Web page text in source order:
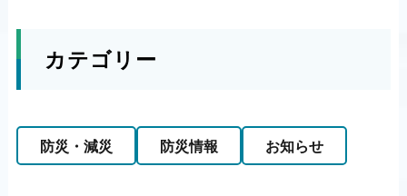
カテゴリー
防災・減災 防災情報 お知らせ